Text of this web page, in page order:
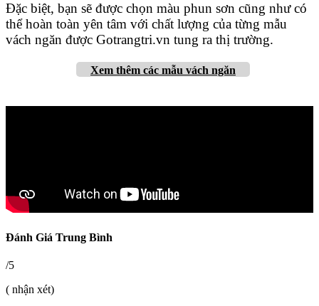
Đặc biệt, bạn sẽ được chọn màu phun sơn cũng như có
thể hoàn toàn yên tâm với chất lượng của từng mẫu
vách ngăn được Gotrangtri.vn tung ra thị trường.
Xem thêm các mẫu vách ngăn
Đánh Giá Trung Bình
/5
( nhận xét)